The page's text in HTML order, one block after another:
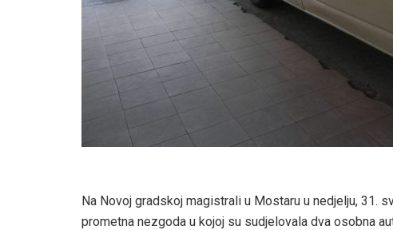
Na Novoj gradskoj magistrali u Mostaru u nedjelju, 31.
prometna nezgoda u kojoj su sudjelovala dva osobna